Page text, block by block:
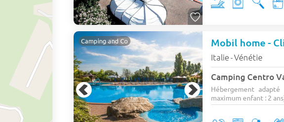
Camping and Co Mobil home -
Italie-Vénétie
Camping Centro
Hébergement
maximum enfant : 2